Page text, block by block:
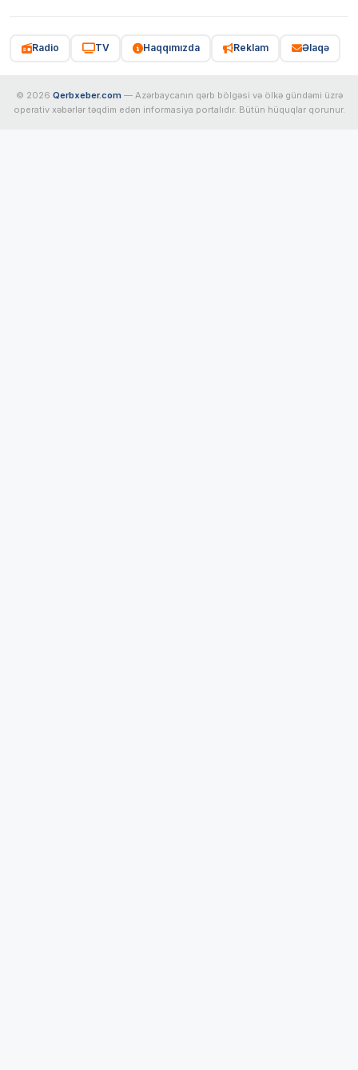
Radio TV Haqqımızda Reklam Əlaqə
© 2026 Qerbxeber.com — Azərbaycanın qərb bölgəsi və ölkə gündəmi üzrə
operativ xəbərlər təqdim edən informasiya portalıdır. Bütün hüquqlar qorunur.